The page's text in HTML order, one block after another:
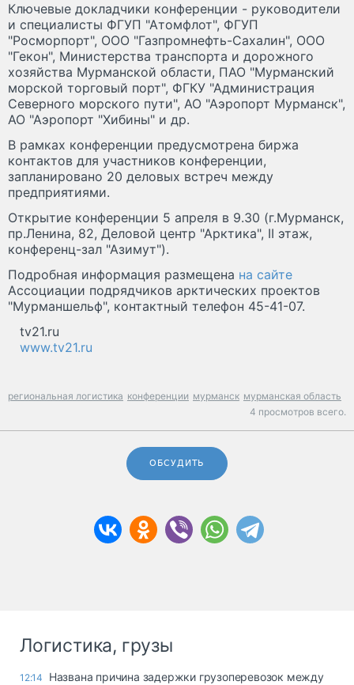
Ключевые докладчики конференции - руководители
и специалисты ФГУП "Атомфлот", ФГУП
"Росморпорт", ООО "Газпромнефть-Сахалин", ООО
"Гекон", Министерства транспорта и дорожного
хозяйства Мурманской области, ПАО "Мурманский
морской торговый порт", ФГКУ "Администрация
Северного морского пути", АО "Аэропорт Мурманск",
АО "Аэропорт "Хибины" и др.
В рамках конференции предусмотрена биржа
контактов для участников конференции,
запланировано 20 деловых встреч между
предприятиями.
Открытие конференции 5 апреля в 9.30 (г.Мурманск,
пр.Ленина, 82, Деловой центр "Арктика", II этаж,
конференц-зал "Азимут").
Подробная информация размещена на сайте
Ассоциации подрядчиков арктических проектов
"Мурманшельф", контактный телефон 45-41-07.
tv21.ru
www.tv21.ru
региональная логистика конференции мурманск мурманская область
4 просмотров всего.
ОБСУДИТЬ
Логистика, грузы
12:14
Названа причина задержки грузоперевозок между